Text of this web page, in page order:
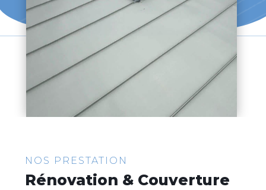
NOS PRESTATION
Rénovation & Couverture